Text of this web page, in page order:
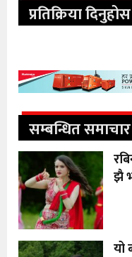
प्रतिक्रिया दिनुहोस
सम्बन्धित समाचार
झै
यो